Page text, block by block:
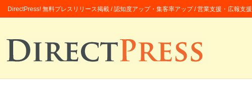
DirectPress! 無料プレスリリース掲載 / 認知度アップ・集客率アップ / 営業支援・広報支援